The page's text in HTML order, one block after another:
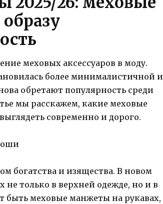
меховых аксессуаров в моду.
более минималистичной и
обретают популярность среди
мы расскажем, какие меховые
современно и дорого.
богатства и изящества. В новом
не только в верхней одежде, но и в
быть меховые манжеты на рукавах,